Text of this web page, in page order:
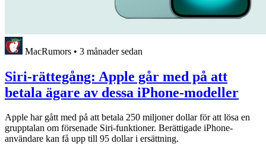
MacRumors • 3 månader sedan
Siri-rättegång: Apple går med på att
betala ägare av dessa iPhone-modeller
Apple har gått med på att betala 250 miljoner dollar för att lösa en
grupptalan om försenade Siri-funktioner. Berättigade iPhone-
användare kan få upp till 95 dollar i ersättning.